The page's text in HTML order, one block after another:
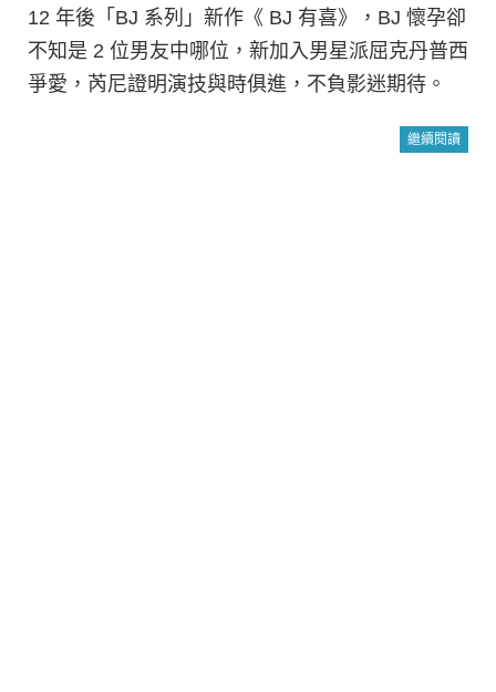
12 年後「BJ 系列」新作《 BJ 有喜》，BJ 懷孕卻
不知是 2 位男友中哪位，新加入男星派屈克丹普西
爭愛，芮尼證明演技與時俱進，不負影迷期待。
繼續閱讀